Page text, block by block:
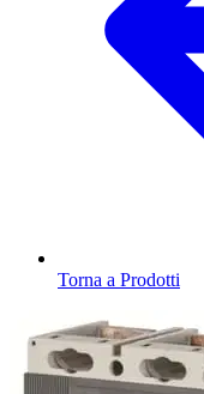
Torna a Prodotti